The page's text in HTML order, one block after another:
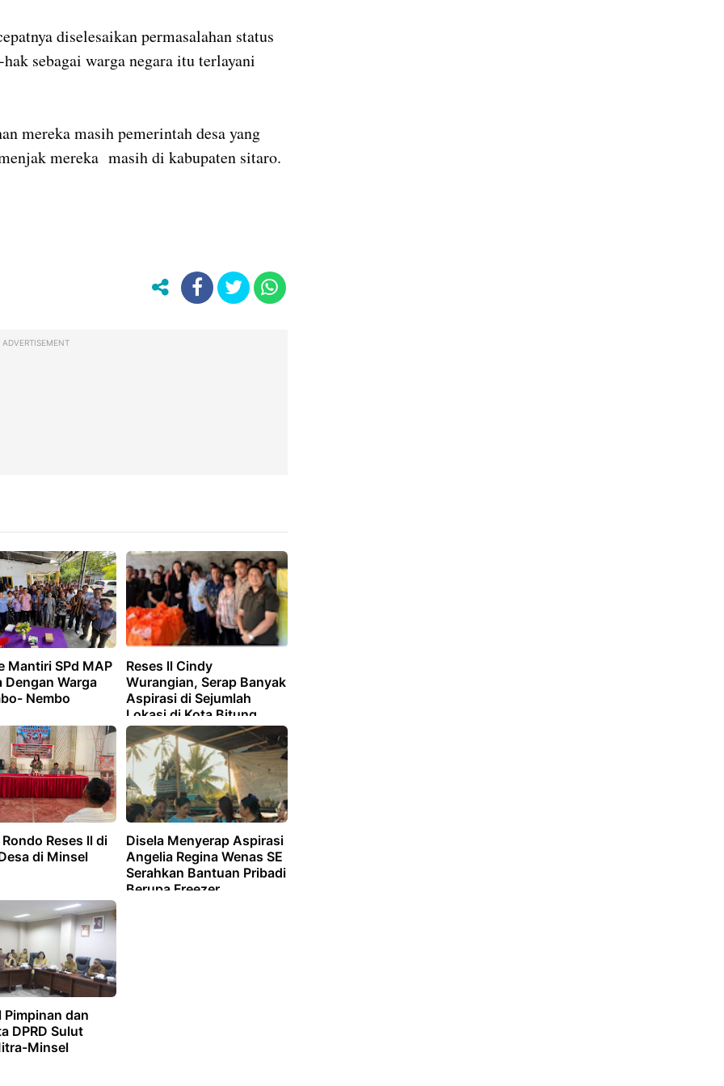
diselesaikan permasalahan status
sebagai warga negara itu terlayani
mereka masih pemerintah desa yang
mereka masih di kabupaten sitaro.
ADVERTISEMENT
Mantiri SPd MAP
Dengan Warga
Nembo
Reses ll Cindy
Wurangian, Serap Banyak
Aspirasi di Sejumlah
Lokasi di Kota Bitung
Reses ll di
di Minsel
Disela Menyerap Aspirasi
Angelia Regina Wenas SE
Serahkan Bantuan Pribadi
Berupa Freezer
Pimpinan dan
DPRD Sulut
Minsel